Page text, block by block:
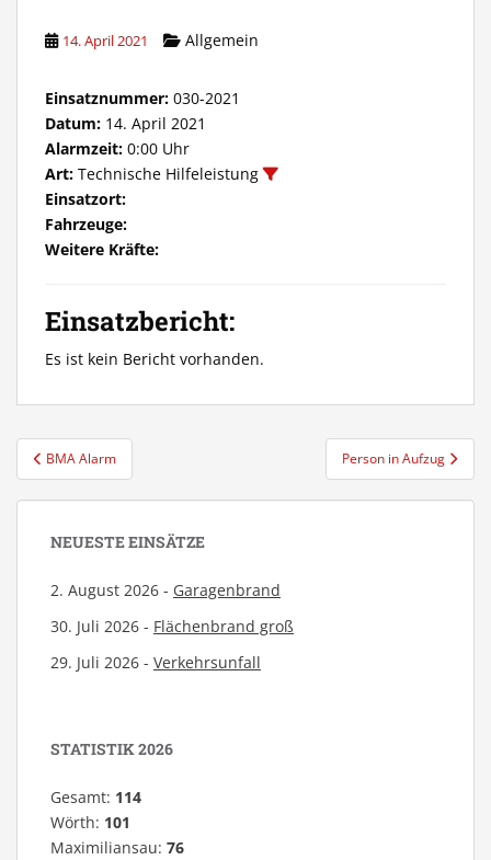
14. April 2021 Allgemein
Einsatznummer: 030-2021
Datum: 14. April 2021
Alarmzeit: 0:00 Uhr
Art: Technische Hilfeleistung
Einsatzort:
Fahrzeuge:
Weitere Kräfte:
Einsatzbericht:
Es ist kein Bericht vorhanden.
Beitragsnavigation
BMA Alarm Person in Aufzug
NEUESTE EINSÄTZE
2. August 2026 - Garagenbrand
30. Juli 2026 - Flächenbrand groß
29. Juli 2026 - Verkehrsunfall
STATISTIK 2026
Gesamt: 114
Wörth: 101
Maximiliansau: 76